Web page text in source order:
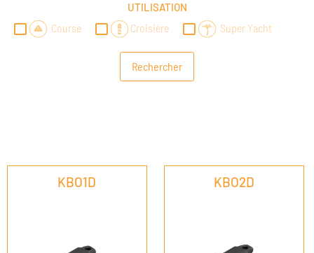
UTILISATION
Course Croisière Super Yacht
KBO1D KBO2D